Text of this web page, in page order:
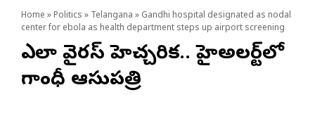
Home » Politics » Telangana » Gandhi hospital designated as nodal
center for ebola as health department steps up airport screening
ఎబోలా వైరస్ హెచ్చరిక.. హైఅలర్ట్‌లో
గాంధీ ఆసుపత్రి